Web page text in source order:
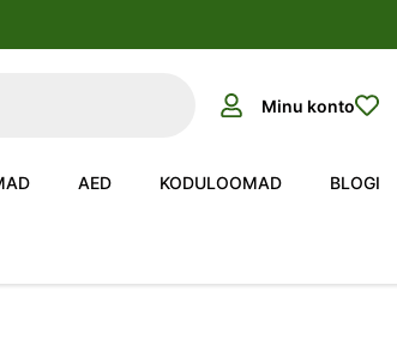
Minu konto
AED KODULOOMAD BLOGI